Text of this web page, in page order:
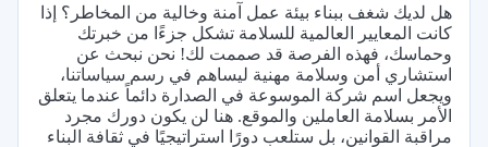
هل لديك شغف ببناء بيئة عمل آمنة وخالية من المخاطر؟ إذا
كانت المعايير العالمية للسلامة تشكل جزءًا من خبرتك
وحماسك، فهذه الفرصة قد صممت لك! نحن نبحث عن
استشاري أمن وسلامة مهنية ليساهم في رسم سياساتنا،
ويجعل اسم شركة الموسوعة في الصدارة دائماً عندما يتعلق
الأمر بسلامة العاملين والموقع. هنا لن يكون دورك مجرد
مراقبة القوانين، بل ستلعب دورًا استراتيجيًا في ثقافة البناء